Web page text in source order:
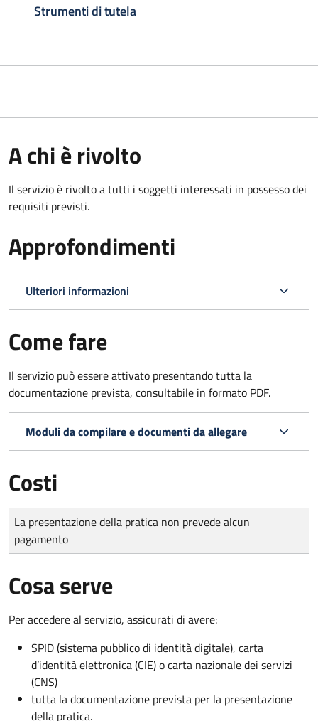
Strumenti di tutela
A chi è rivolto
Il servizio è rivolto a tutti i soggetti interessati in possesso dei
requisiti previsti.
Approfondimenti
Ulteriori informazioni
Come fare
Il servizio può essere attivato presentando tutta la
documentazione prevista, consultabile in formato PDF.
Moduli da compilare e documenti da allegare
Costi
Tipo di pagamento
Importo
La presentazione della pratica non prevede alcun
pagamento
Cosa serve
Per accedere al servizio, assicurati di avere:
SPID (sistema pubblico di identità digitale), carta
d’identità elettronica (CIE) o carta nazionale dei servizi
(CNS)
tutta la documentazione prevista per la presentazione
della pratica.